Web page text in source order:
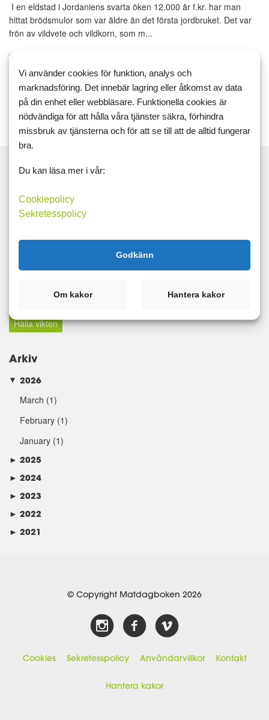
I en eldstad i Jordaniens svarta öken 12.000 år f.kr. har man
hittat brödsmulor som var äldre än det första jordbruket. Det var
frön av vildvete och vildkorn, som m...
Läs mer Kommentera
Sök
Kategorier
Hålla vikten
Arkiv
► 2026
March (1)
February (1)
January (1)
► 2025
► 2024
► 2023
► 2022
► 2021
© Copyright Matdagboken 2026
Cookies Sekretesspolicy Användarvillkor Kontakt
Hantera kakor
Vi använder cookies för funktion, analys och
marknadsföring. Det innebär lagring eller åtkomst av data
på din enhet eller webbläsare. Funktionella cookies är
nödvändiga för att hålla våra tjänster säkra, förhindra
missbruk av tjänsterna och för att se till att de alltid fungerar
bra.
Du kan läsa mer i vår:
Cookiepolicy
Sekretesspolicy
Godkänn
Om kakor Hantera kakor